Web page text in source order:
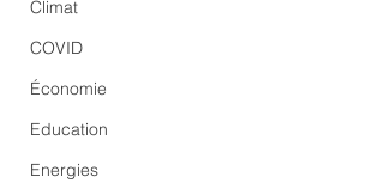
Climat
COVID
Économie
Education
Energies